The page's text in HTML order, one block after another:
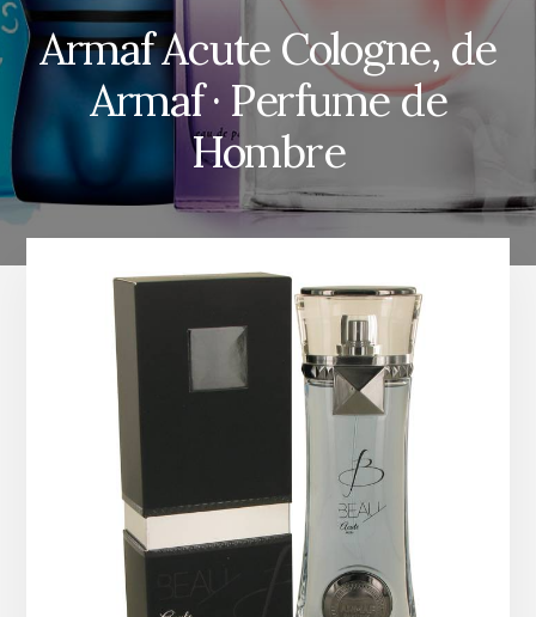
Armaf Acute Cologne, de
Armaf · Perfume de
Hombre